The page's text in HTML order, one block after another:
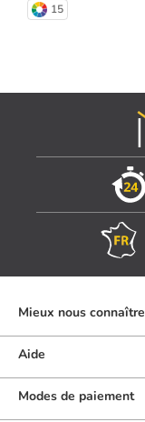
15
Mieux nous connaître
Qui sommes-nous ?
Les marques
Aide
Rubrique d'aide
Modes de paiement